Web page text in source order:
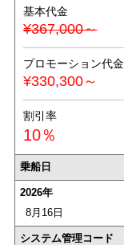
基本代金
¥367,000～
プロモーション代金
¥330,300～
割引率
10％
乗船日
2026年
8月16日
システム管理コード